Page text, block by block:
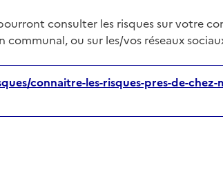
consulter les risques sur votre
ou sur les/vos réseaux
connaitre-les-risques-pres-de-chez-